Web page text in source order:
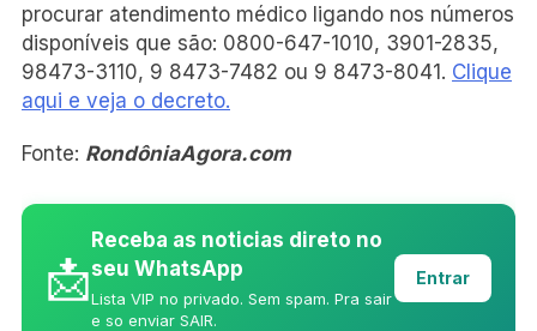
procurar atendimento médico ligando nos números
disponíveis que são: 0800-647-1010, 3901-2835,
98473-3110, 9 8473-7482 ou 9 8473-8041. Clique
aqui e veja o decreto.
Fonte: RondôniaAgora.com
📩
Receba as noticias direto no
seu WhatsApp
Lista VIP no privado. Sem spam. Pra sair
e so enviar SAIR.
Entrar